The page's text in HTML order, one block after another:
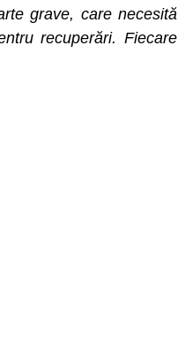
grave, care necesită
recuperări. Fiecare